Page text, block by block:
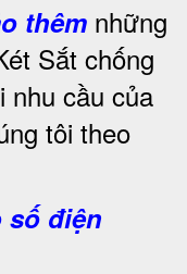
thêm những
Sắt chống
nhu cầu của
tôi theo
điện